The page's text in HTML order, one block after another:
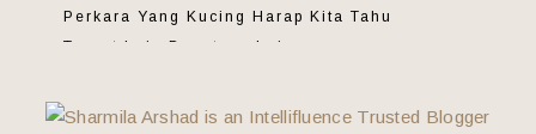
Perkara Yang Kucing Harap Kita Tahu
Target Lain Dapatnya Lain
Wordless Wednesday 82